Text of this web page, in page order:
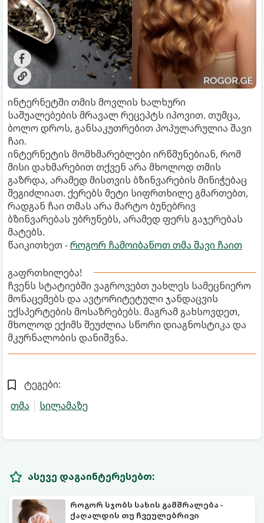
ინტერნეტში თმის მოვლის ხალხური
საშუალებების მრავალ რეცეპტს იპოვით. თუმცა,
ბოლო დროს, განსაკუთრებით პოპულარულია შავი
ჩაი.
ინტერნეტის მომხმარებლები ირწმუნებიან, რომ
მისი დახმარებით თქვენ არა მხოლოდ თმის
გაზრდა, არამედ მისთვის ბზინვარების მინიჭებაც
შეგიძლიათ. ქერებს მეტი სიფრთხილე გმართებთ,
რადგან ჩაი თმას არა მარტო ბუნებრივ
ბზინვარებას უბრუნებს, არამედ ფერს გაჯერებას
მატებს.
წაიკითხეთ -როგორ ჩამოიბანოთ თმა შავი ჩაით
გაფრთხილება!
ჩვენს სტატიებში ვაგროვებთ უახლეს სამეცნიერო
მონაცემებს და ავტორიტეტული ჯანდაცვის
ექსპერტების მოსაზრებებს. მაგრამ გახსოვდეთ,
მხოლოდ ექიმს შეუძლია სწორი დიაგნოსტიკა და
მკურნალობის დანიშვნა.
ტეგები:
თმა
სილამაზე
ასევე დაგაინტერესებთ:
როგორ სჯობს სახის გამშრალება -
ქაღალდის თუ ჩვეულებრივი